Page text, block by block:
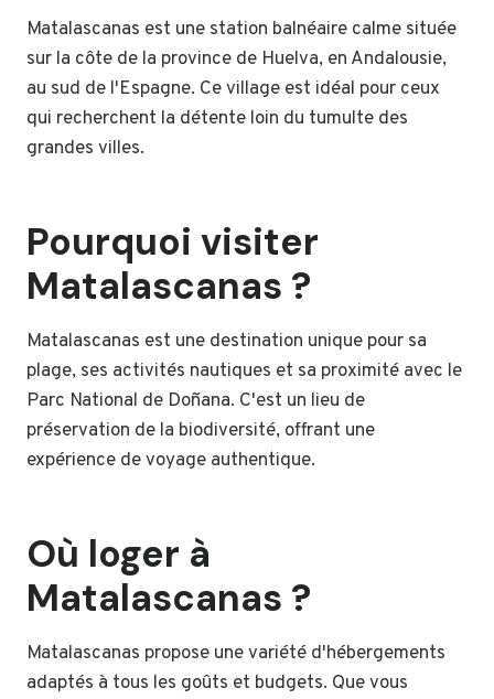
Matalascanas est une station balnéaire calme située
sur la côte de la province de Huelva, en Andalousie,
au sud de l'Espagne. Ce village est idéal pour ceux
qui recherchent la détente loin du tumulte des
grandes villes.
Pourquoi visiter
Matalascanas ?
Matalascanas est une destination unique pour sa
plage, ses activités nautiques et sa proximité avec le
Parc National de Doñana. C'est un lieu de
préservation de la biodiversité, offrant une
expérience de voyage authentique.
Où loger à
Matalascanas ?
Matalascanas propose une variété d'hébergements
adaptés à tous les goûts et budgets. Que vous